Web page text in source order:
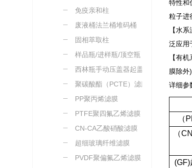
免疫亲和柱
废液桶法兰桶堆码桶
固相萃取柱
样品瓶/进样瓶/顶空瓶
西林瓶手动压盖器起盖器
聚碳酸酯（PCTE）滤膜
PP聚丙烯滤膜
PTFE聚四氟乙烯滤膜
CN-CA乙酸硝酸滤膜
超细玻璃纤维滤膜
PVDF聚偏氟乙烯滤膜
特性和
粒子进
【水
泛应用
【有
膜除外
详细参
（
（
(GF)